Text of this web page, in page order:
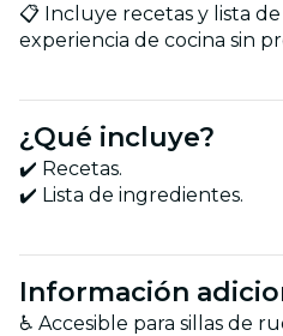
📋 Incluye recetas y lista
experiencia de cocina sin
¿Qué incluye?
✔️ Recetas.
✔️ Lista de ingredientes.
Información
♿ Accesible para sillas de